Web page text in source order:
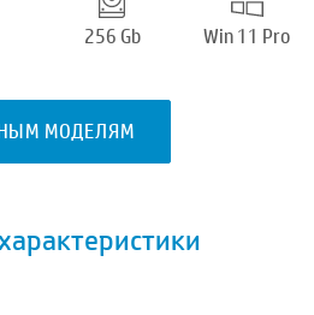
256 Gb Win 11 Pro
МОДЕЛЯМ